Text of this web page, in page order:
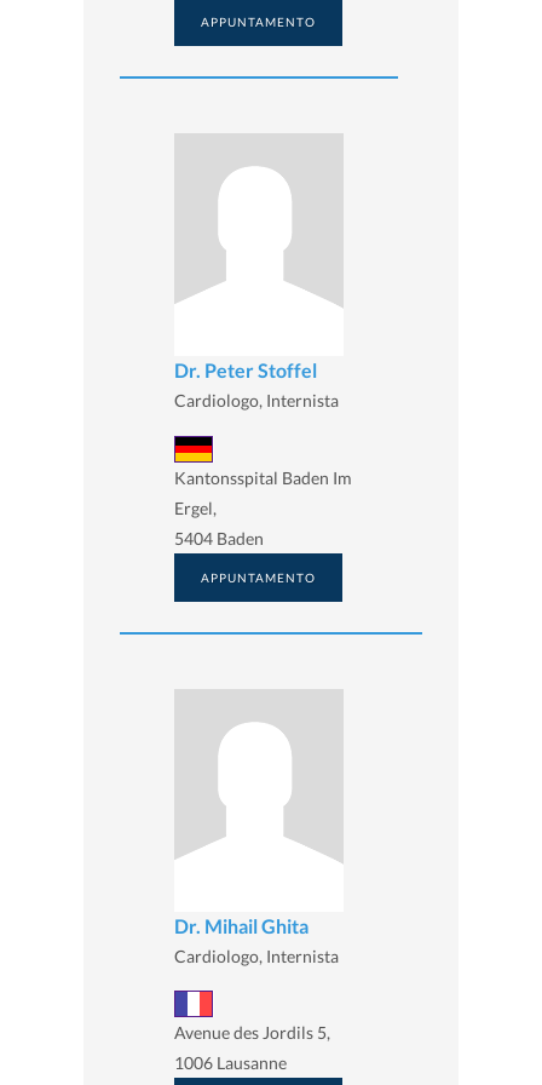
APPUNTAMENTO
Dr. Peter Stoffel
Cardiologo, Internista
Kantonsspital Baden Im
Ergel,
5404 Baden
APPUNTAMENTO
Dr. Mihail Ghita
Cardiologo, Internista
Avenue des Jordils 5,
1006 Lausanne